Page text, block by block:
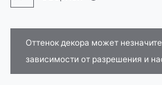
Оттенок декора может
зависимости от разрешения и